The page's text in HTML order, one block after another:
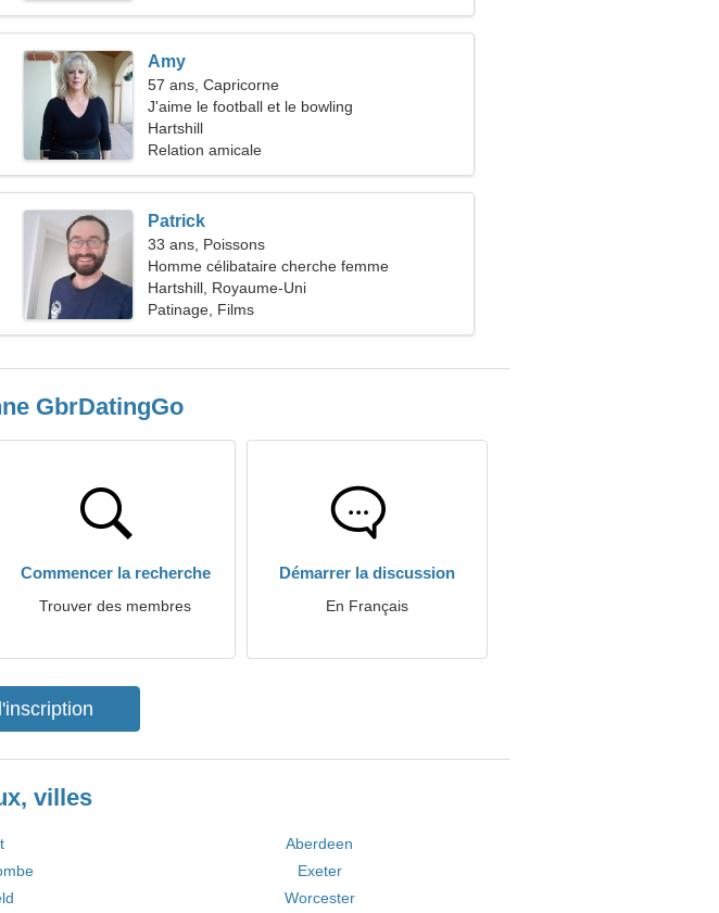
Amy
57 ans, Capricorne
J'aime le football et le bowling
Hartshill
Relation amicale
Patrick
33 ans, Poissons
Homme célibataire cherche femme
Hartshill, Royaume-Uni
Patinage, Films
GbrDatingGo
Commencer la recherche
Trouver des membres
Démarrer la discussion
En Français
villes
Aberdeen
Exeter
Worcester